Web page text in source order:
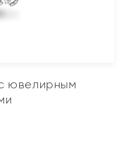
ювелирным